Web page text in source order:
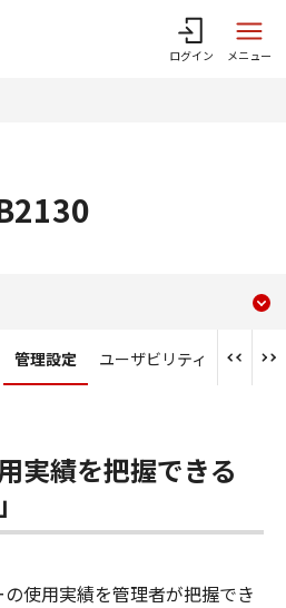
ログイン メニュー
管理設定 ユーザビリティ
実績を把握できる
使用実績を管理者が把握でき